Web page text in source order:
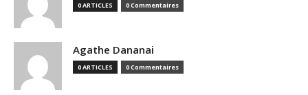
0 ARTICLES 0 Commentaires
Agathe Dananai
0 ARTICLES 0 Commentaires